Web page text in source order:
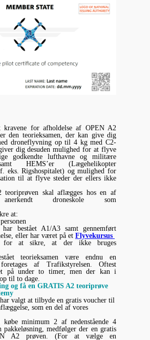
kravene for afholdelse af OPEN A2
den teorieksamen, der kan give dig
droneflyvning op til 4 kg med C2-
dig desuden mulighed for at flyve
godkendte lufthavne og militære
HEMS’er (Lægehelikopter
eks. Rigshospitalet) og mulighed for
til at flyve steder der ellers ikke
teoriprøven skal aflægges hos en af
anerkendt droneskole som
at:
bestået A1/A3 samt gennemført
eller har været på et Flyvekursus
for at sikre, at der ikke bruges
teorieksamen være endnu en
af Trafikstyrelsen. Oftest
på under to timer, men der kan i
til to dage.
og få en GRATIS A2 teoriprøve
valgt at tilbyde en gratis voucher til
som en del af vores
minimum 2 af nedenstående 4
pakkeløsning, medfølger der en gratis
A2 prøven. (For at vælge en